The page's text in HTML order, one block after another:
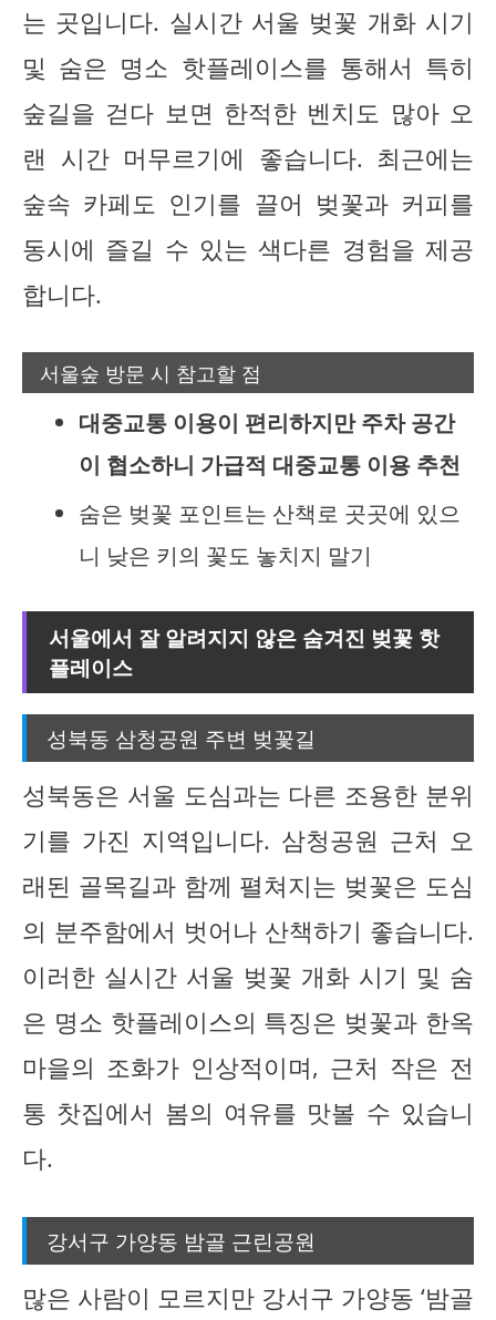
는 곳입니다. 실시간 서울 벚꽃 개화 시기
및 숨은 명소 핫플레이스를 통해서 특히
숲길을 걷다 보면 한적한 벤치도 많아 오
랜 시간 머무르기에 좋습니다. 최근에는
숲속 카페도 인기를 끌어 벚꽃과 커피를
동시에 즐길 수 있는 색다른 경험을 제공
합니다.
서울숲 방문 시 참고할 점
대중교통 이용이 편리하지만 주차 공간
이 협소하니 가급적 대중교통 이용 추천
숨은 벚꽃 포인트는 산책로 곳곳에 있으
니 낮은 키의 꽃도 놓치지 말기
서울에서 잘 알려지지 않은 숨겨진 벚꽃 핫
플레이스
성북동 삼청공원 주변 벚꽃길
성북동은 서울 도심과는 다른 조용한 분위
기를 가진 지역입니다. 삼청공원 근처 오
래된 골목길과 함께 펼쳐지는 벚꽃은 도심
의 분주함에서 벗어나 산책하기 좋습니다.
이러한 실시간 서울 벚꽃 개화 시기 및 숨
은 명소 핫플레이스의 특징은 벚꽃과 한옥
마을의 조화가 인상적이며, 근처 작은 전
통 찻집에서 봄의 여유를 맛볼 수 있습니
다.
강서구 가양동 밤골 근린공원
많은 사람이 모르지만 강서구 가양동 ‘밤골